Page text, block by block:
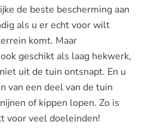
de beste bescherming aan
als u er echt voor wilt
komt. Maar
geschikt als laag hekwerk,
uit de tuin ontsnapt. En u
van een deel van de tuin
of kippen lopen. Zo is
voor veel doeleinden!